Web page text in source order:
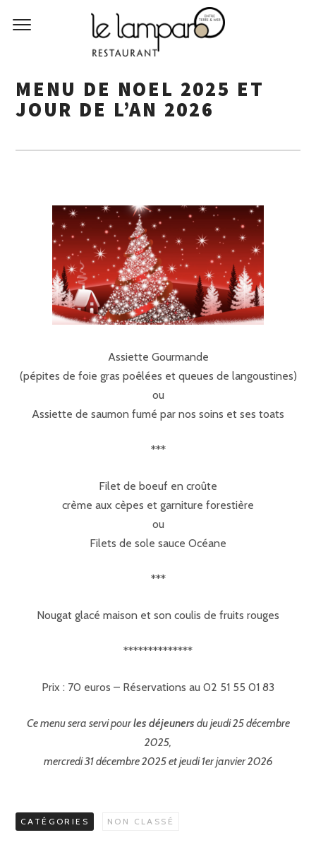
MENU DE NOEL 2025 ET
JOUR DE L’AN 2026
Assiette Gourmande
(pépites de foie gras poêlées et queues de langoustines)
ou
Assiette de saumon fumé par nos soins et ses toats
***
Filet de boeuf en croûte
crème aux cèpes et garniture forestière
ou
Filets de sole sauce Océane
***
Nougat glacé maison et son coulis de fruits rouges
**************
Prix : 70 euros – Réservations au 02 51 55 01 83
Ce menu sera servi pourles déjeuners du jeudi 25 décembre
2025,
mercredi 31 décembre 2025 et jeudi 1er janvier 2026
CATÉGORIES NON CLASSÉ